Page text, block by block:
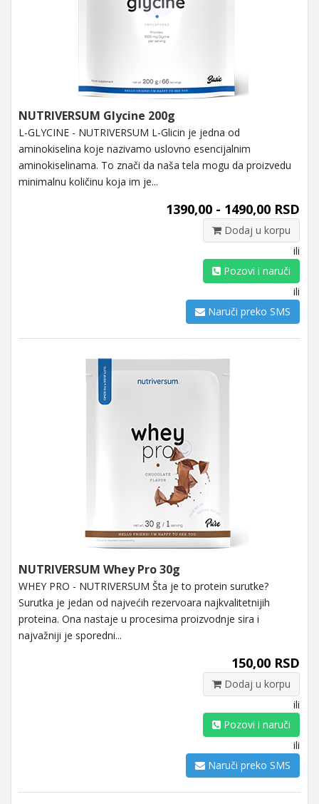
NUTRIVERSUM Glycine 200g
L-GLYCINE - NUTRIVERSUM L-Glicin je jedna od
aminokiselina koje nazivamo uslovno esencijalnim
aminokiselinama. To znači da naša tela mogu da proizvedu
minimalnu količinu koja im je...
1390,00 - 1490,00 RSD
Dodaj u korpu
ili
Pozovi i naruči
ili
Naruči preko SMS
NUTRIVERSUM Whey Pro 30g
WHEY PRO - NUTRIVERSUM Šta je to protein surutke?
Surutka je jedan od najvećih rezervoara najkvalitetnijih
proteina. Ona nastaje u procesima proizvodnje sira i
najvažniji je sporedni...
150,00 RSD
Dodaj u korpu
ili
Pozovi i naruči
ili
Naruči preko SMS